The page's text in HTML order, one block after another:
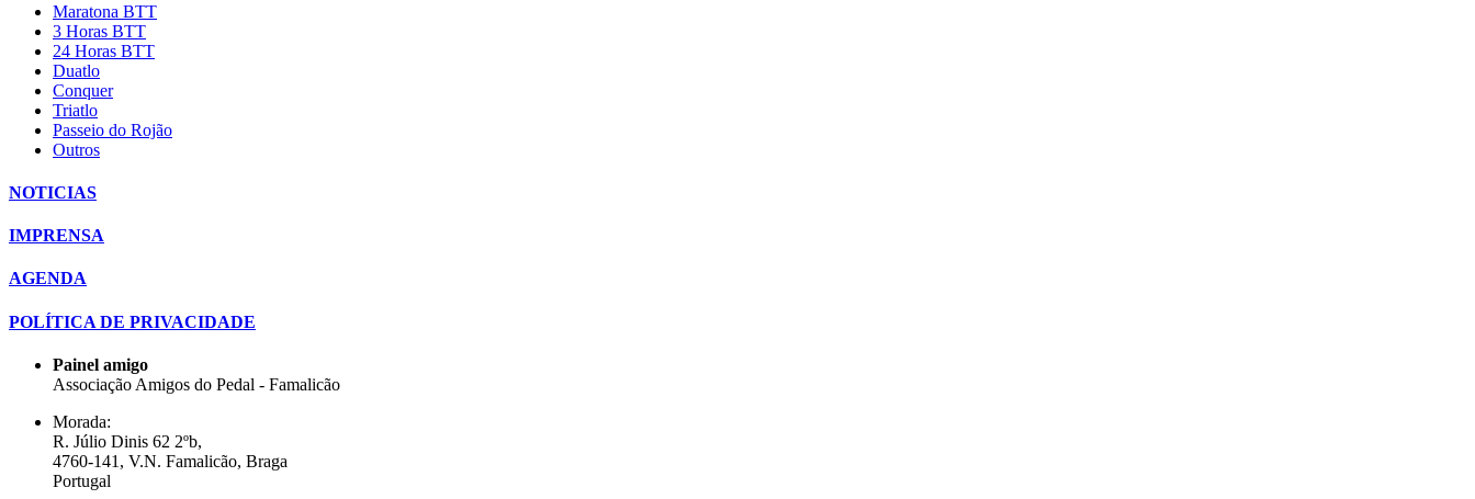
Maratona BTT
3 Horas BTT
24 Horas BTT
Duatlo
Conquer
Triatlo
Passeio do Rojão
Outros
NOTICIAS
IMPRENSA
AGENDA
POLÍTICA DE PRIVACIDADE
Painel amigo
Associação Amigos do Pedal - Famalicão
Morada:
R. Júlio Dinis 62 2ºb,
4760-141, V.N. Famalicão, Braga
Portugal